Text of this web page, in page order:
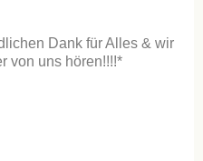
Dank für Alles & wir
von uns hören!!!!*